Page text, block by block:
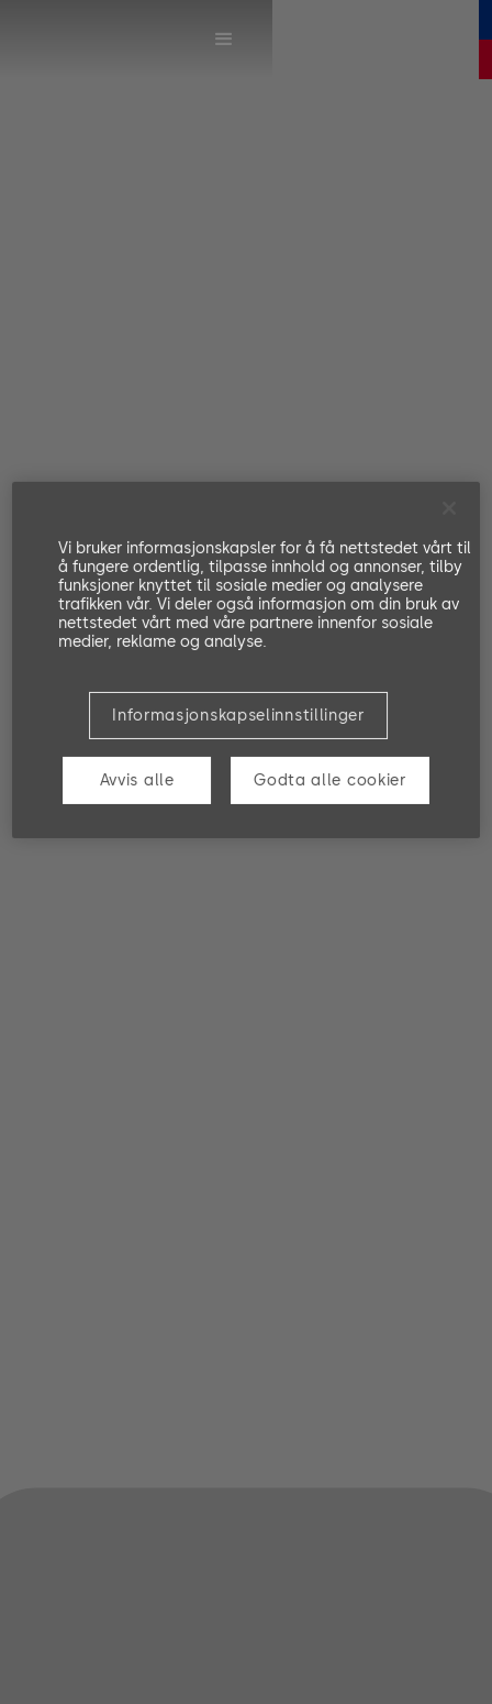
Vi bruker informasjonskapsler for å få nettstedet vårt til
å fungere ordentlig, tilpasse innhold og annonser, tilby
funksjoner knyttet til sosiale medier og analysere
trafikken vår. Vi deler også informasjon om din bruk av
nettstedet vårt med våre partnere innenfor sosiale
medier, reklame og analyse.
Informasjonskapselinnstillinger
Avvis alle Godta alle cookier